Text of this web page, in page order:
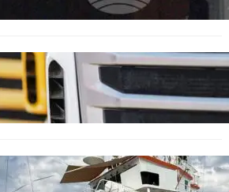
за камионите над 12
ключови пътища през август
на „Грийнпийс“ пристигна във